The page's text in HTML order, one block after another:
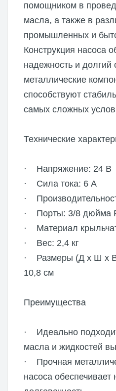
помощником в
масла, а также в
промышленных и
Конструкция насоса
надежность и долгий
металлические
способствуют
самых сложных
Технические
· Напряжение: 24 В
· Сила тока: 6 А
·
· Порты: 3/8 дюйма
· Материал
· Вес: 2,4 кг
· Размеры (Д x Ш x
10,8 см
Преимущества
· Идеально
масла и жидкостей
· Прочная
насоса обеспечивает